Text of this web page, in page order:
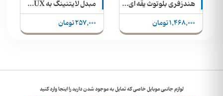
هندزفری بلوتوث یقه ای + بلوتوث ماشین + mp۳ player + رادیو Yixianglin مدل WZ-12
1,468,000 تومان
مبدل لایتنینگ به AUX ترکا مدل CA-1052
257,000 تومان
لوازم جانبی موبایل خاصی که تمایل به موجود شدن دارید را اینجا وارد کنید